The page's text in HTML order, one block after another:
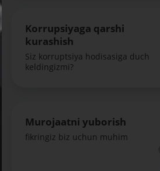
Korrupsiyaga qarshi
kurashish
Siz korruptsiya hodisasiga duch
keldingizmi?
Murojaatni yuborish
fikringiz biz uchun muhim